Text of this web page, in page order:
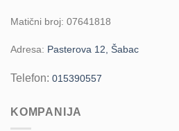
Matični broj: 07641818
Adresa: Pasterova 12, Šabac
Telefon: 015390557
KOMPANIJA